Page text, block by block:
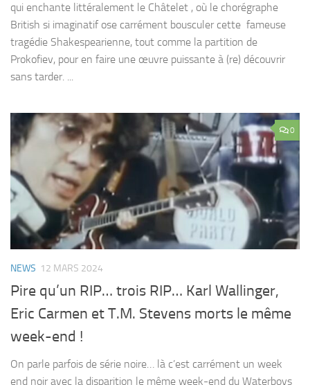
qui enchante littéralement le Châtelet , où le chorégraphe
British si imaginatif ose carrément bousculer cette fameuse
tragédie Shakespearienne, tout comme la partition de
Prokofiev, pour en faire une œuvre puissante à (re) découvrir
sans tarder. ...
0
NEWS 12 MARS 2024
Pire qu’un RIP… trois RIP… Karl Wallinger,
Eric Carmen et T.M. Stevens morts le même
week-end !
On parle parfois de série noire… là c’est carrément un week
end noir avec la disparition le même week-end du Waterboys